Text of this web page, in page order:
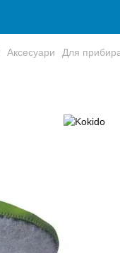
Аксесуари Для